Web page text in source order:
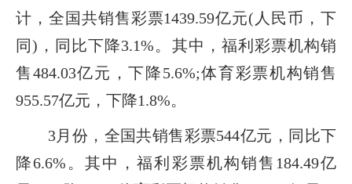
计，全国共销售彩票1439.59亿元(人民币，下
同)，同比下降3.1%。其中，福利彩票机构销
售484.03亿元，下降5.6%;体育彩票机构销售
955.57亿元，下降1.8%。
3月份，全国共销售彩票544亿元，同比下
降6.6%。其中，福利彩票机构销售184.49亿